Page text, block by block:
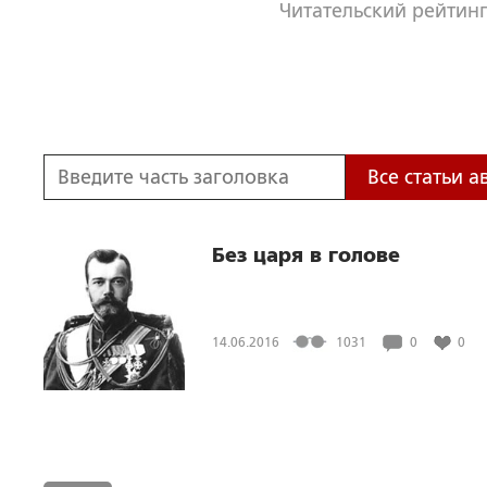
Читательский
Все статьи
Без царя в голове
14.06.2016 1031 0 0